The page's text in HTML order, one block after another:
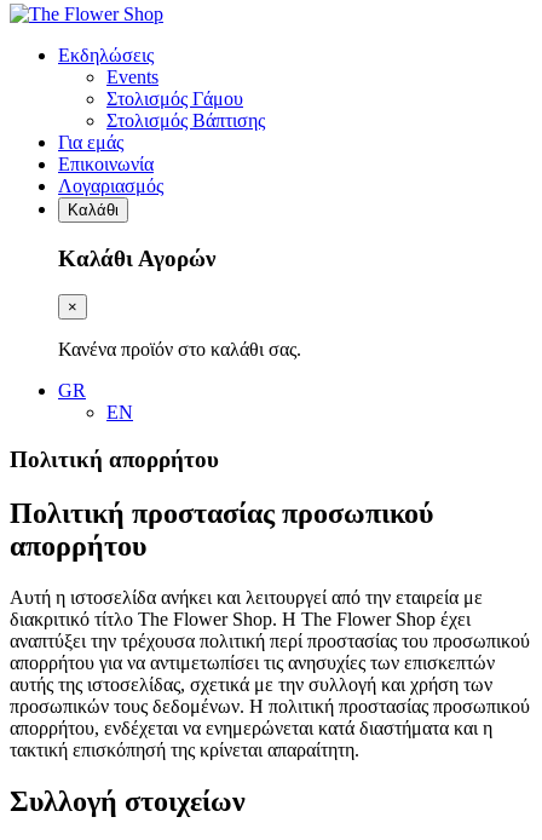
Εκδηλώσεις
Events
Στολισμός Γάμου
Στολισμός Βάπτισης
Για εμάς
Επικοινωνία
Λογαριασμός
Καλάθι
Καλάθι Αγορών
×
Κανένα προϊόν στο καλάθι σας.
GR
EN
Πολιτική απορρήτου
Πολιτική προστασίας προσωπικού
απορρήτου
Αυτή η ιστοσελίδα ανήκει και λειτουργεί από την εταιρεία με
διακριτικό τίτλο The Flower Shop. Η The Flower Shop έχει
αναπτύξει την τρέχουσα πολιτική περί προστασίας του προσωπικού
απορρήτου για να αντιμετωπίσει τις ανησυχίες των επισκεπτών
αυτής της ιστοσελίδας, σχετικά με την συλλογή και χρήση των
προσωπικών τους δεδομένων. Η πολιτική προστασίας προσωπικού
απορρήτου, ενδέχεται να ενημερώνεται κατά διαστήματα και η
τακτική επισκόπησή της κρίνεται απαραίτητη.
Συλλογή στοιχείων